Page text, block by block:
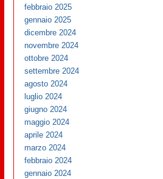
febbraio 2025
gennaio 2025
dicembre 2024
novembre 2024
ottobre 2024
settembre 2024
agosto 2024
luglio 2024
giugno 2024
maggio 2024
aprile 2024
marzo 2024
febbraio 2024
gennaio 2024